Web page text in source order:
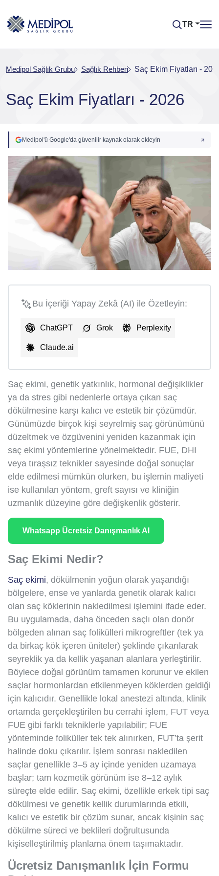
TR
Medipol Sağlık Grubu Sağlık Rehberi Saç Ekim Fiyatları -
Saç Ekim Fiyatları - 2026
Medipol'ü Google'da güvenilir kaynak olarak ekleyin
Bu İçeriği Yapay Zekâ (AI) ile Özetleyin:
ChatGPT Grok Perplexity
Claude.ai
Saç ekimi, genetik yatkınlık, hormonal değişiklikler
ya da stres gibi nedenlerle ortaya çıkan saç
dökülmesine karşı kalıcı ve estetik bir çözümdür.
Günümüzde birçok kişi seyrelmiş saç görünümünü
düzeltmek ve özgüvenini yeniden kazanmak için
saç ekimi yöntemlerine yönelmektedir. FUE, DHI
veya tıraşsız teknikler sayesinde doğal sonuçlar
elde edilmesi mümkün olurken, bu işlemin maliyeti
ise kullanılan yöntem, greft sayısı ve kliniğin
uzmanlık düzeyine göre değişkenlik gösterir.
Whatsapp Ücretsiz Danışmanlık Al
Saç Ekimi Nedir?
Saç ekimi, dökülmenin yoğun olarak yaşandığı
bölgelere, ense ve yanlarda genetik olarak kalıcı
olan saç köklerinin nakledilmesi işlemini ifade eder.
Bu uygulamada, daha önceden saçlı olan donör
bölgeden alınan saç folikülleri mikrogreftler (tek ya
da birkaç kök içeren üniteler) şeklinde çıkarılarak
seyreklik ya da kellik yaşanan alanlara yerleştirilir.
Böylece doğal görünüm tamamen korunur ve ekilen
saçlar hormonlardan etkilenmeyen köklerden geldiği
için kalıcıdır. Genellikle lokal anestezi altında, klinik
ortamda gerçekleştirilen bu cerrahi işlem, FUT veya
FUE gibi farklı tekniklerle yapılabilir; FUE
yönteminde foliküller tek tek alınırken, FUT’ta şerit
halinde doku çıkarılır. İşlem sonrası nakledilen
saçlar genellikle 3–5 ay içinde yeniden uzamaya
başlar; tam kozmetik görünüm ise 8–12 aylık
süreçte elde edilir. Saç ekimi, özellikle erkek tipi saç
dökülmesi ve genetik kellik durumlarında etkili,
kalıcı ve estetik bir çözüm sunar, ancak kişinin saç
dökülme süreci ve beklileri doğrultusunda
kişiselleştirilmiş planlama önem taşımaktadır.
Ücretsiz Danışmanlık İçin Formu